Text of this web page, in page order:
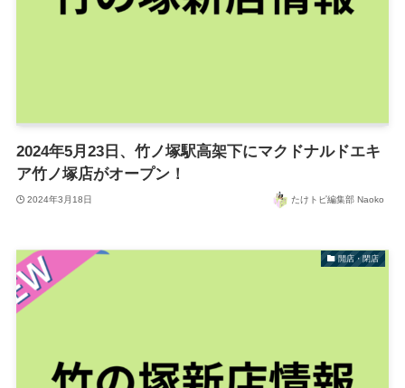
2024年5月23日、竹ノ塚駅高架下にマクドナルドエキ
ア竹ノ塚店がオープン！
2024年3月18日 たけトピ編集部 Naoko
開店・閉店